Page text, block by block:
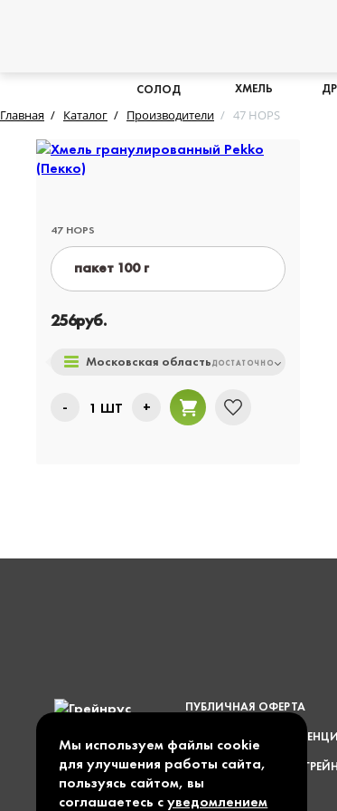
СОЛОД ХМЕЛЬ
Главная Каталог Производители 47 HOPS
47 HOPS
пакет 100 г
пакет 1 кг
256руб.
Московская область ДОСТАТОЧНО
- 1 ШТ +
ПУБЛИЧНАЯ ОФЕРТА
ПОЛИТИКА
© 1997 — 2026 ООО
Мы используем файлы cookie
для улучшения работы сайта,
пользуясь сайтом, вы
соглашаетесь суведомлением